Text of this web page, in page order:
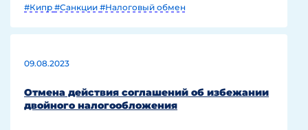
#Кипр #Санкции #Налоговый обмен
09.08.2023
Отмена действия соглашений об избежании
двойного налогообложения